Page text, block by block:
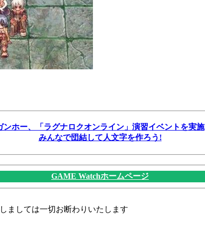
ンホー、「ラグナロクオンライン」演習イベントを実施
みんなで団結して人文字を作ろう!
GAME Watchホームページ
ましては一切お断わりいたします